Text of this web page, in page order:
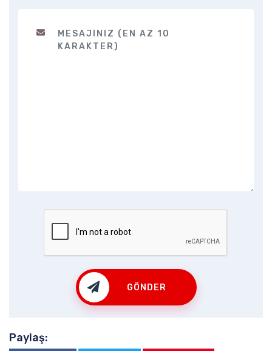
GÖNDER
Paylaş: